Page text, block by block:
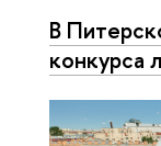
В
конкурса